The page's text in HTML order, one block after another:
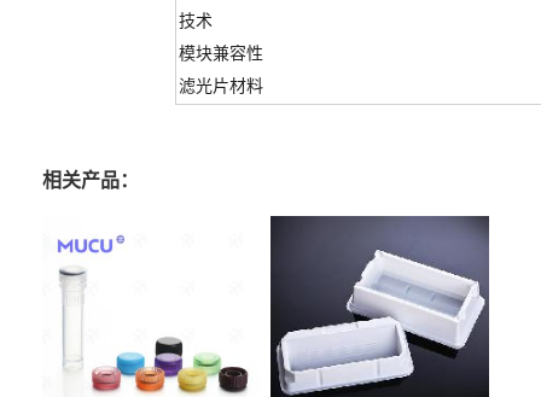
技术
模块兼容性
滤光片材料
相关产品：